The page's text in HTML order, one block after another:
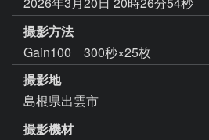
撮影方法
Gain100 300秒×25枚
撮影地
島根県出雲市
撮影機材